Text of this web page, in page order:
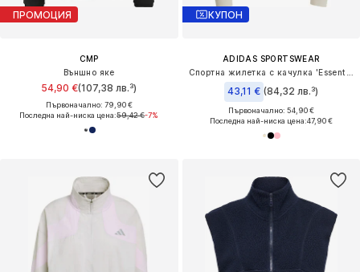
ПРОМОЦИЯ
CMP
Външно яке
54,90 €(107,38 лв.³)
Първоначално: 79,90 €
Последна най-ниска цена:59,42 €-7%
КУПОН
ADIDAS SPORTSWEAR
Спортна жилетка с качулка 'Essentials'
43,11 € (84,32 лв.³)
Първоначално: 54,90 €
Последна най-ниска цена:47,90 €